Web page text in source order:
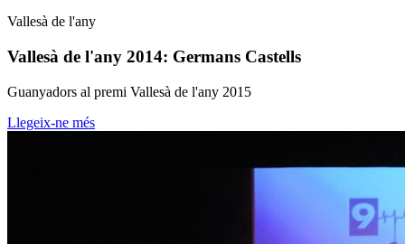
Vallesà de l'any
Vallesà de l'any 2014: Germans Castells
Guanyadors al premi Vallesà de l'any 2015
Llegeix-ne més